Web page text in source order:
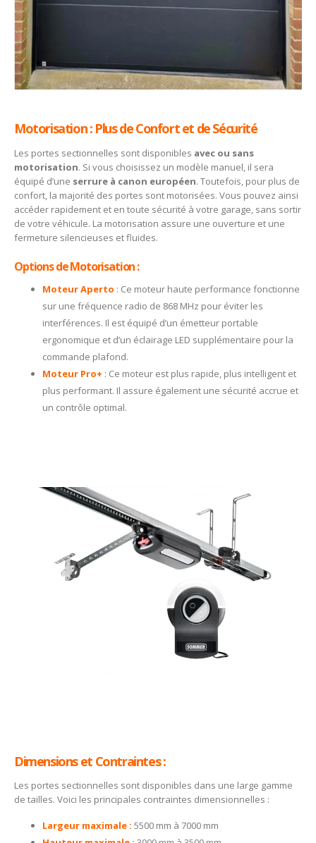
Motorisation : Plus de Confort et de Sécurité
Les portes sectionnelles sont disponibles avec ou sans
motorisation. Si vous choisissez un modèle manuel, il sera
équipé d’une serrure à canon européen. Toutefois, pour plus de
confort, la majorité des portes sont motorisées. Vous pouvez ainsi
accéder rapidement et en toute sécurité à votre garage, sans sortir
de votre véhicule. La motorisation assure une ouverture et une
fermeture silencieuses et fluides.
Options de Motorisation :
Moteur Aperto : Ce moteur haute performance fonctionne
sur une fréquence radio de 868 MHz pour éviter les
interférences. Il est équipé d’un émetteur portable
ergonomique et d’un éclairage LED supplémentaire pour la
commande plafond.
Moteur Pro+ : Ce moteur est plus rapide, plus intelligent et
plus performant. Il assure également une sécurité accrue et
un contrôle optimal.
Dimensions et Contraintes :
Les portes sectionnelles sont disponibles dans une large gamme
de tailles. Voici les principales contraintes dimensionnelles :
Largeur maximale : 5500 mm à 7000 mm